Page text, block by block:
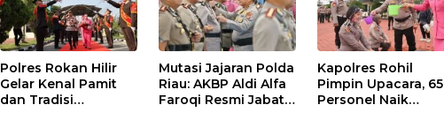
Polres Rokan Hilir
Gelar Kenal Pamit
dan Tradisi
Mutasi Jajaran Polda
Riau: AKBP Aldi Alfa
Faroqi Resmi Jabat
Kapolres Rohil
Pimpin Upacara, 65
Personel Naik